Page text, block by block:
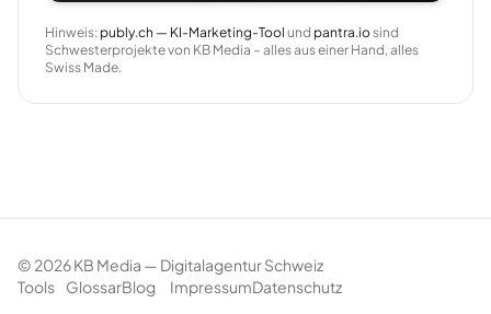
Hinweis: publy.ch — KI-Marketing-Tool und pantra.iosind
Schwesterprojekte von KB Media – alles aus einer Hand, alles
Swiss Made.
© 2026KB Media — Digitalagentur Schweiz
Tools
GlossarBlog ImpressumDatenschutz